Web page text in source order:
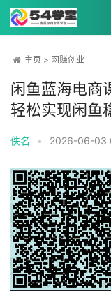
主页 > 网赚创业
闲鱼蓝海电商
轻松实现闲鱼
佚名 • 2026-06-03